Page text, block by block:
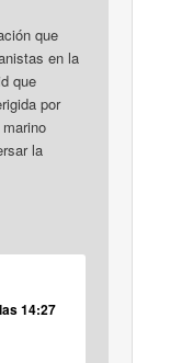
que
en la
que
por
la
14:27